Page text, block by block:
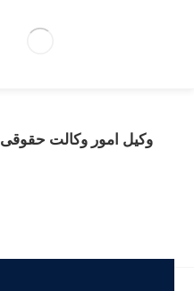
وکیل امور وکالت حقوقی